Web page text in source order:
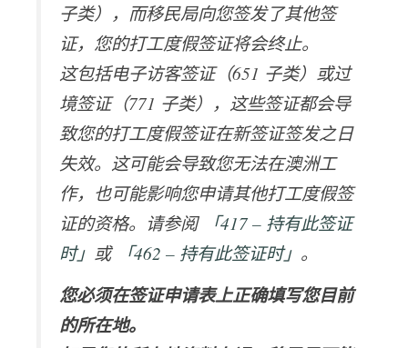
子类），而移民局向您签发了其他签
证，您的打工度假签证将会终止。
这包括电子访客签证（651 子类）或过
境签证（771 子类），这些签证都会导
致您的打工度假签证在新签证签发之日
失效。这可能会导致您无法在澳洲工
作，也可能影响您申请其他打工度假签
证的资格。请参阅
「417 – 持有此签证
时」 或 「462 – 持有此签证时」 。
您必须在签证申请表上正确填写您目前
的所在地。